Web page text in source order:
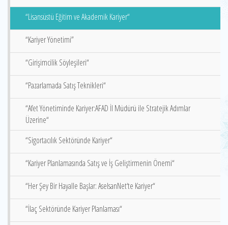
“Lisansüstü Eğitim ve Akademik Kariyer“
“Kariyer Yönetimi”
“Girişimcilik Söyleşileri“
“Pazarlamada Satış Teknikleri“
“Afet Yönetiminde Kariyer:AFAD İl Müdürü ile Stratejik Adımlar
Üzerine“
“Sigortacılık Sektöründe Kariyer“
“Kariyer Planlamasında Satış ve İş Geliştirmenin Önemi“
“Her Şey Bir Hayalle Başlar: AselsanNet‘te Kariyer“
“İlaç Sektöründe Kariyer Planlaması“